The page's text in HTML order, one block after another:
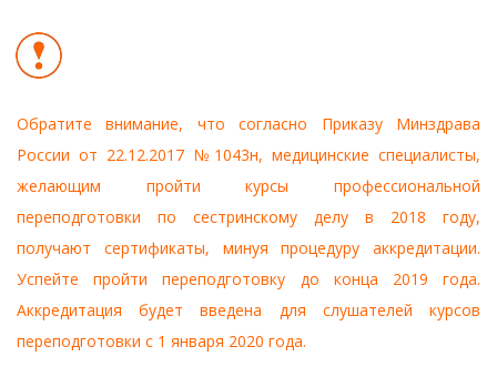
Обратите внимание, что согласно Приказу Минздрава
России от 22.12.2017 №1043н, медицинские специалисты,
желающим пройти курсы профессиональной
переподготовки по сестринскому делу в 2018 году,
получают сертификаты, минуя процедуру аккредитации.
Успейте пройти переподготовку до конца 2019 года.
Аккредитация будет введена для слушателей курсов
переподготовки с 1 января 2020 года.